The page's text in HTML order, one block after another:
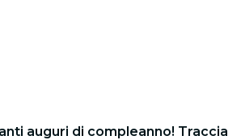
auguri di compleanno! Traccia